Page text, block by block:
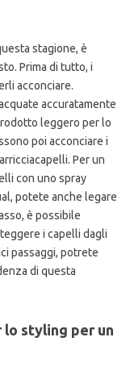
stagione, è
Prima di tutto, i
acconciare.
accuratamente
leggero per lo
poi acconciare i
Per un
con uno spray
potete anche legare
è possibile
i capelli dagli
passaggi, potrete
di questa
styling per un